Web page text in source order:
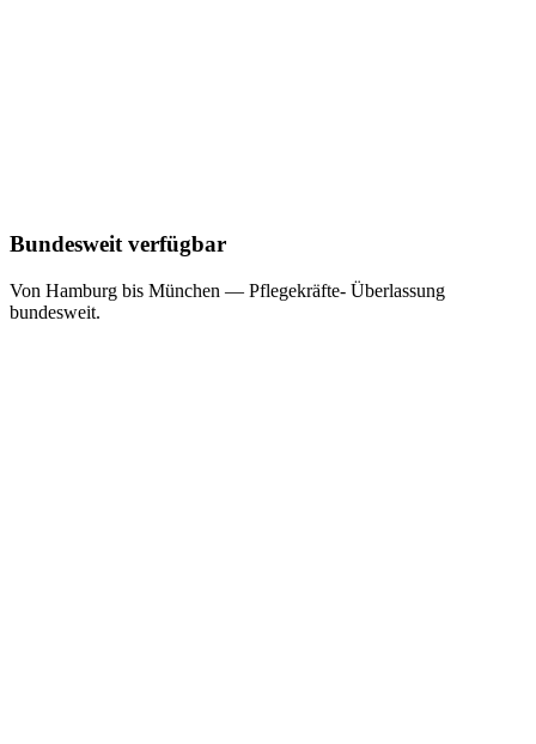
Bundesweit verfügbar
Von Hamburg bis München — Pflegekräfte- Überlassung
bundesweit.